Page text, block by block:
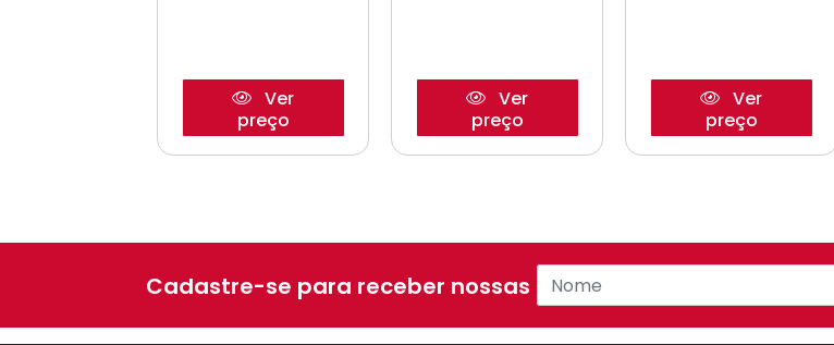
Ver
preço
Ver
preço
Ver
preço
Cadastre-se para receber nossas ofertas!